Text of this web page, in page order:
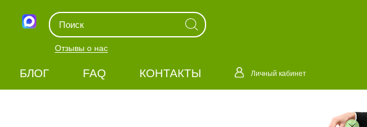
Отзывы о нас
БЛОГ FAQ КОНТАКТЫ Личный кабинет